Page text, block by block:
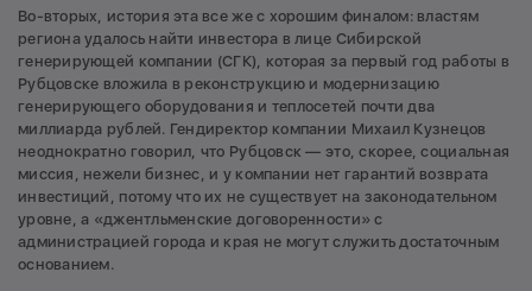
Во-вторых, история эта все же с хорошим финалом: властям
региона удалось найти инвестора в лице Сибирской
генерирующей компании (СГК), которая за первый год работы в
Рубцовске вложила в реконструкцию и модернизацию
генерирующего оборудования и теплосетей почти два
миллиарда рублей. Гендиректор компании Михаил Кузнецов
неоднократно говорил, что Рубцовск — это, скорее, социальная
миссия, нежели бизнес, и у компании нет гарантий возврата
инвестиций, потому что их не существует на законодательном
уровне, а «джентльменские договоренности» с
администрацией города и края не могут служить достаточным
основанием.